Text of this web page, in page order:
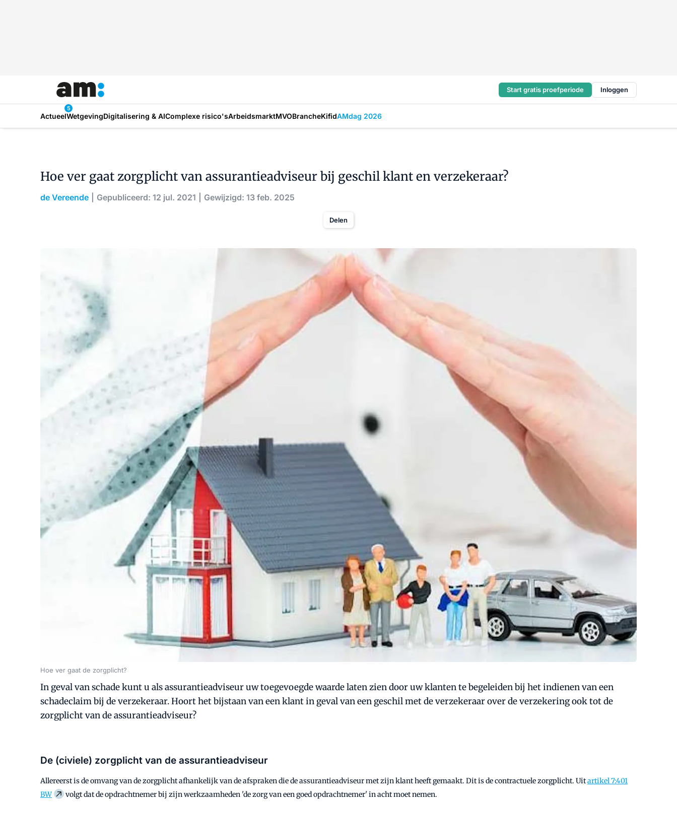
Start gratis proefperiode Inloggen
Actueel
5
WetgevingDigitalisering & AIComplexe risico'sArbeidsmarktMVOBrancheKifidAMdag 2026
Hoe ver gaat zorgplicht van assurantieadviseur bij geschil klant en verzekeraar?
de Vereende Gepubliceerd: 12 jul. 2021 Gewijzigd: 13 feb. 2025
Delen
Hoe ver gaat de zorgplicht?
In geval van schade kunt u als assurantieadviseur uw toegevoegde waarde laten zien door uw klanten te begeleiden bij het indienen van een
schadeclaim bij de verzekeraar. Hoort het bijstaan van een klant in geval van een geschil met de verzekeraar over de verzekering ook tot de
zorgplicht van de assurantieadviseur?
De (civiele) zorgplicht van de assurantieadviseur
Allereerst is de omvang van de zorgplicht afhankelijk van de afspraken die de assurantieadviseur met zijn klant heeft gemaakt. Dit is de contractuele zorgplicht. Uitartikel 7:401
BW
volgt dat de opdrachtnemer bij zijn werkzaamheden 'de zorg van een goed opdrachtnemer' in acht moet nemen.